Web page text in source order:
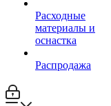
Расходные
материалы и
оснастка
Распродажа